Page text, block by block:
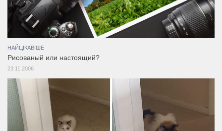
НАЙЦІКАВІШЕ
Рисованый или настоящий?
23.11.2006